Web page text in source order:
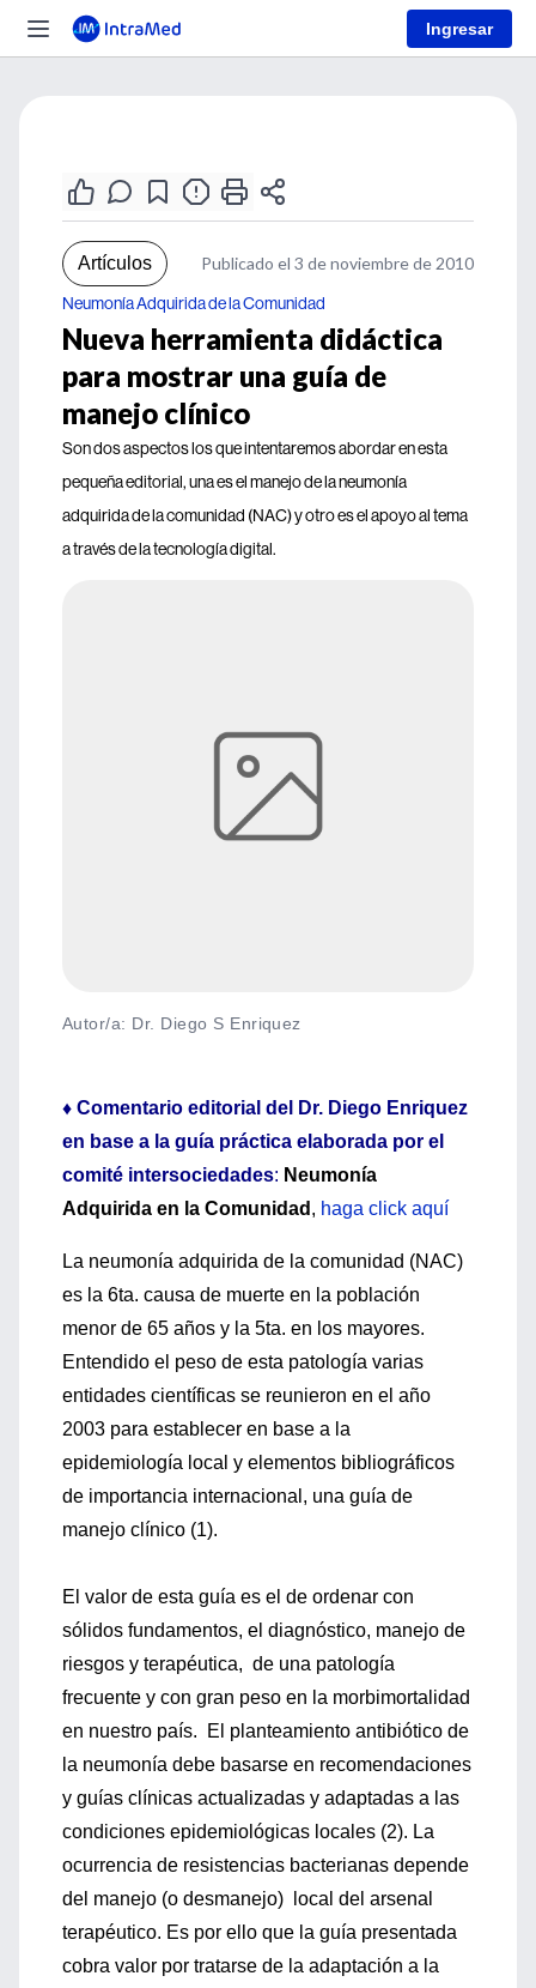
Ingresar
Artículos Publicado el 3 de noviembre de 2010
Neumonía Adquirida de la Comunidad
Nueva herramienta didáctica
para mostrar una guía de
manejo clínico
Son dos aspectos los que intentaremos abordar en esta
pequeña editorial, una es el manejo de la neumonía
adquirida de la comunidad (NAC) y otro es el apoyo al tema
a través de la tecnología digital.
Autor/a: Dr. Diego S Enriquez
♦ Comentario editorial del Dr. Diego Enriquez
en base a la guía práctica elaborada por el
comité intersociedades: Neumonía
Adquirida en la Comunidad , haga click aquí
La neumonía adquirida de la comunidad (NAC)
es la 6ta. causa de muerte en la población
menor de 65 años y la 5ta. en los mayores.
Entendido el peso de esta patología varias
entidades científicas se reunieron en el año
2003 para establecer en base a la
epidemiología local y elementos bibliográficos
de importancia internacional, una guía de
manejo clínico (1).
El valor de esta guía es el de ordenar con
sólidos fundamentos, el diagnóstico, manejo de
riesgos y terapéutica, de una patología
frecuente y con gran peso en la morbimortalidad
en nuestro país. El planteamiento antibiótico de
la neumonía debe basarse en recomendaciones
y guías clínicas actualizadas y adaptadas a las
condiciones epidemiológicas locales (2). La
ocurrencia de resistencias bacterianas depende
del manejo (o desmanejo) local del arsenal
terapéutico. Es por ello que la guía presentada
cobra valor por tratarse de la adaptación a la